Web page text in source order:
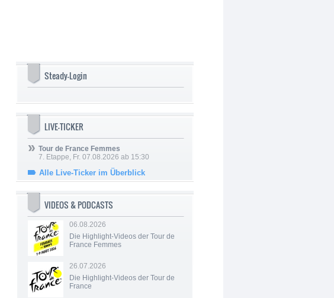
Steady-Login
LIVE-TICKER
Tour de France Femmes
7. Etappe, Fr. 07.08.2026 ab 15:30
Alle Live-Ticker im Überblick
VIDEOS & PODCASTS
06.08.2026
Die Highlight-Videos der Tour de
France Femmes
26.07.2026
Die Highlight-Videos der Tour de
France